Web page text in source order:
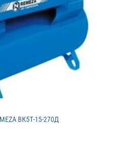
ВК5Т-15-270Д